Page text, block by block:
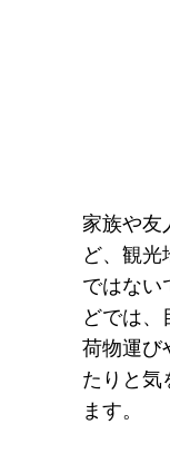
家族や友
ど、観光
ではない
どでは、
荷物運び
たりと気
ます。